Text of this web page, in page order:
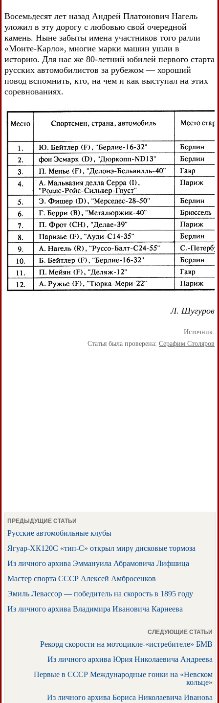
Восемьдесят лет назад Андрей Платонович Нагель
уложил в эту дорогу с любовью свой очередной
камень. Ныне забыты имена участников того ралли
«Монте-Карло», многие марки машин ушли в
историю. Для нас же 80-летний юбилей первого старта
русских автомобилистов за рубежом — хороший
повод вспомнить, кто, на чем и как выступал на этих
соревнованиях.
Л. Шугуров
Источник:
Статья была проверена: Серафим Столяров
ПРЕДЫДУЩИЕ СТАТЬИ
Русские автомобильные клубы
Ягуар-ХК120С «тип-С» открыл миру дисковые тормоза
Из личного архива Эммануила Абрамовича Лифшица
Мастер спорта СССР Алексей Амбросенков
Эмиль Левассор — победитель на скорость в 1895 году
Из личного архива Владимира Ивановича Карнеева
СЛЕДУЮЩИЕ СТАТЬИ
Рекорд скорости на мотоцикле-«истребителе» БМВ
Из личного архива Юрия Николаевича Андреева
Первые в СССР Международные гонки на «Невском
кольце»
Из личного архива Бориса Николаевича Иванова